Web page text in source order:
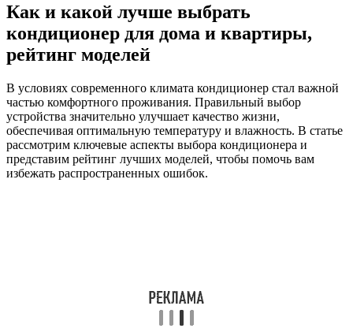
Как и какой лучше выбрать
кондиционер для дома и квартиры,
рейтинг моделей
В условиях современного климата кондиционер стал важной
частью комфортного проживания. Правильный выбор
устройства значительно улучшает качество жизни,
обеспечивая оптимальную температуру и влажность. В статье
рассмотрим ключевые аспекты выбора кондиционера и
представим рейтинг лучших моделей, чтобы помочь вам
избежать распространенных ошибок.